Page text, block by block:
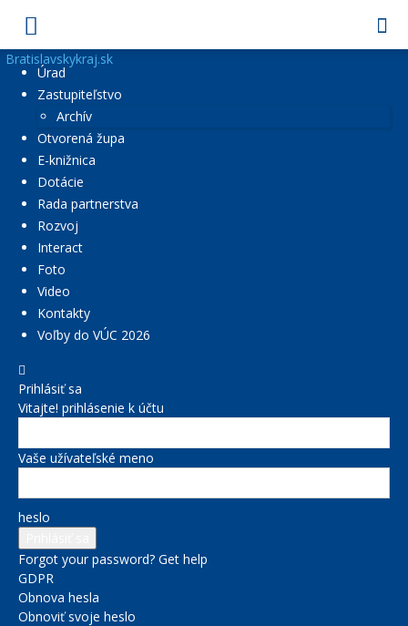
Bratislavskykraj.sk
Úrad
Zastupiteľstvo
Archív
Otvorená župa
E-knižnica
Dotácie
Rada partnerstva
Rozvoj
Interact
Foto
Video
Kontakty
Voľby do VÚC 2026
Prihlásiť sa
Vitajte! prihlásenie k účtu
Vaše užívateľské meno
heslo
Forgot your password? Get help
GDPR
Obnova hesla
Obnoviť svoje heslo